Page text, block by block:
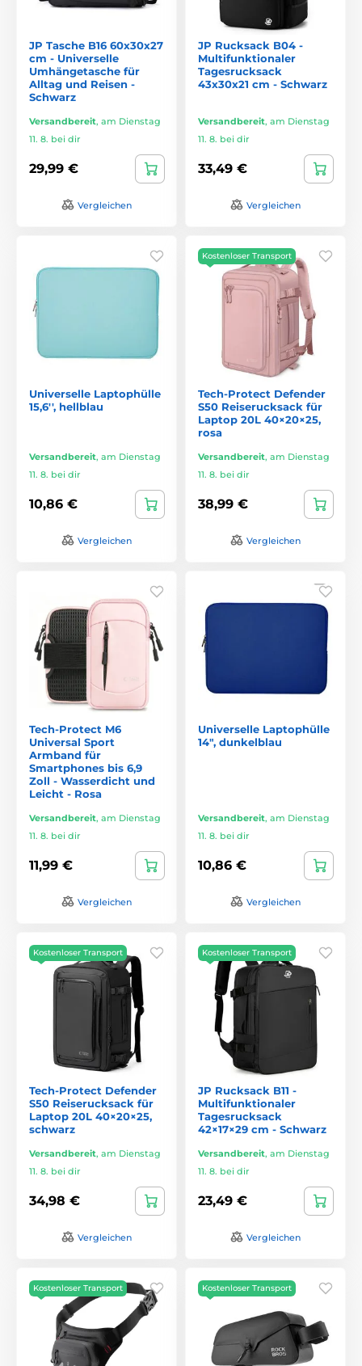
JP Tasche B16 60x30x27
cm - Universelle
Umhängetasche für
Alltag und Reisen -
Schwarz
Versandbereit, am Dienstag
11. 8. bei dir
29,99 €
Vergleichen
JP Rucksack B04 -
Multifunktionaler
Tagesrucksack
43x30x21 cm - Schwarz
Versandbereit, am Dienstag
11. 8. bei dir
33,49 €
Vergleichen
Universelle Laptophülle
15,6'', hellblau
Versandbereit, am Dienstag
11. 8. bei dir
10,86 €
Vergleichen
Kostenloser Transport
Tech-Protect Defender
S50 Reiserucksack für
Laptop 20L 40×20×25,
rosa
Versandbereit, am Dienstag
11. 8. bei dir
38,99 €
Vergleichen
Tech-Protect M6
Universal Sport
Armband für
Smartphones bis 6,9
Zoll - Wasserdicht und
Leicht - Rosa
Versandbereit, am Dienstag
11. 8. bei dir
11,99 €
Vergleichen
Universelle Laptophülle
14", dunkelblau
Versandbereit, am Dienstag
11. 8. bei dir
10,86 €
Vergleichen
Kostenloser Transport
Tech-Protect Defender
S50 Reiserucksack für
Laptop 20L 40×20×25,
schwarz
Versandbereit, am Dienstag
11. 8. bei dir
34,98 €
Vergleichen
Kostenloser Transport
JP Rucksack B11 -
Multifunktionaler
Tagesrucksack
42×17×29 cm - Schwarz
Versandbereit, am Dienstag
11. 8. bei dir
23,49 €
Vergleichen
Kostenloser Transport Kostenloser Transport